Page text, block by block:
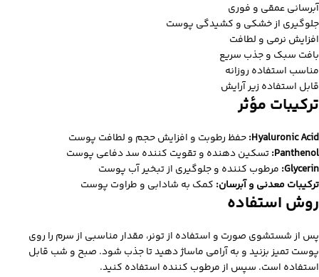
آبرسانی عمقی و فوری
جلوگیری از خشکی و کشیدگی پوست
افزایش نرمی و لطافت
بافت سبک و جذب سریع
مناسب استفاده روزانه
قابل استفاده زیر آرایش
ترکیبات مؤثر
Hyaluronic Acid: حفظ رطوبت و افزایش حجم و لطافت پوست
Panthenol: تسکین‌ دهنده و تقویت‌ کننده سد دفاعی پوست
Glycerin: مرطوب‌ کننده و جلوگیری از تبخیر آب پوست
ترکیبات معدنی و آبرسان: کمک به شادابی و طراوت پوست
روش استفاده
پس از شستشوی صورت و استفاده از تونر، مقدار مناسبی از سرم را روی
پوست تمیز بزنید و به‌ آرامی ماساژ دهید تا جذب شود. صبح و شب قابل
استفاده است. سپس از مرطوب‌ کننده استفاده کنید.